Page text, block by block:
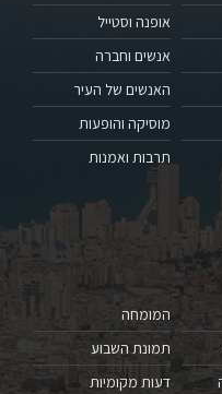
אופנה וסטייל
אנשים וחברה
האנשים של העיר
מוסיקה והופעות
תרבות ואמנות
המומחה
תמונת השבוע
דעות מקומיות